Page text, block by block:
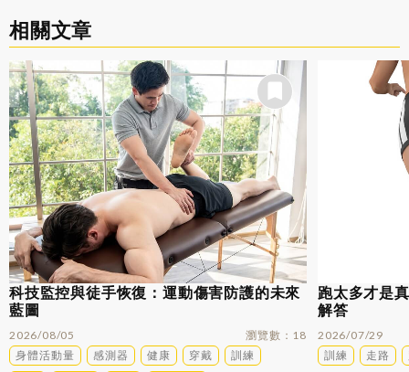
相關文章
科技監控與徒手恢復：運動傷害防護的未來
藍圖
2026/08/05 瀏覽數
18
身體活動量
感測器 健康 穿戴
訓練
跑太多才是
解答
2026/07/29
訓練
走路